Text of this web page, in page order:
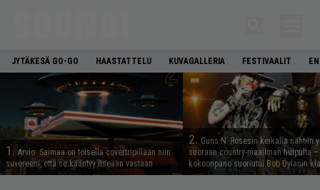
JYTÄKESÄ GO-GO HAASTATTELU KUVAGALLERIA FESTIVAALIT
1. Arvio: Saimaa on toisella covertripillään niin
suvereeni, että se kääntyy itseään vastaan
2. Guns N’ Rosesin keikalla nähtiin
suoraan country-maailman huipulta
kokoonpano suoriutui Bob Dylanin